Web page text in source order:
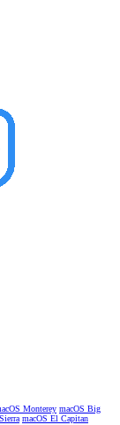
Monterey macOS Big
macOS El Capitan